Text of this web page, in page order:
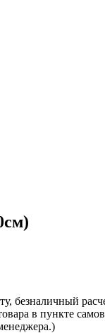
безналичный
в пункте